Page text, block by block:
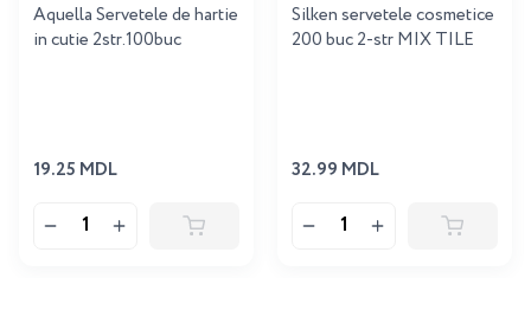
Aquella Servetele de hartie
in cutie 2str.100buc
19.25 MDL
Silken servetele cosmetice
200 buc 2-str MIX TILE
32.99 MDL